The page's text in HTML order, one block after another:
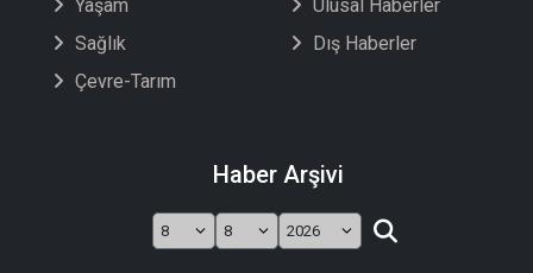
Yaşam
Sağlık
Çevre-Tarım
Ulusal Haberler
Dış Haberler
Haber Arşivi